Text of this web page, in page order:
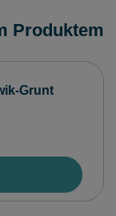
Produktem
Grunt